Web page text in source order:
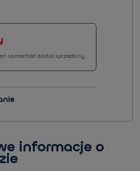
samochód został sprzedany.
informacje o